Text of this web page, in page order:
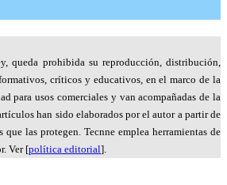
queda prohibida su reproducción, distribución,
críticos y educativos, en el marco de la
para usos comerciales y van acompañadas de la
han sido elaborados por el autor a partir de
las protegen. Tecnne emplea herramientas de
Ver [política editorial].